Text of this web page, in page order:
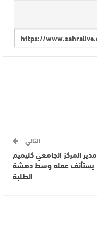
التالي
مدير المركز الجامعي كليميم
يستأنف عمله وسط دهشة
الطلبة